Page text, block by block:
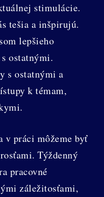
stimulácie.
tešia a inšpirujú.
lepšieho
ostatnými.
s ostatnými a
k témam,
v práci môžeme byť
Týždenný
pracovné
záležitosťami,